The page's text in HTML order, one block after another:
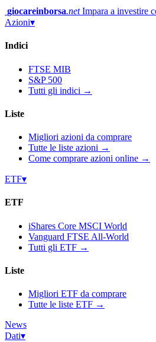
Vai
al
giocareinborsa.net Impara a investire
Azioni▾
Indici
FTSE MIB
S&P 500
Tutti gli indici →
Liste
Migliori azioni da comprare
Tutte le liste azioni →
Come comprare azioni online →
ETF▾
ETF
iShares Core MSCI World
Vanguard FTSE All-World
Tutti gli ETF →
Liste
Migliori ETF da comprare
Tutte le liste ETF →
News
Dati▾